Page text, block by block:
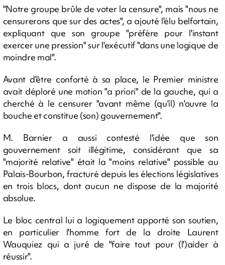
"Notre groupe brûle de voter la censure", mais "nous ne
censurerons que sur des actes", a ajouté l'élu belfortain,
expliquant que son groupe "préfère pour l'instant
exercer une pression" sur l'exécutif "dans une logique de
moindre mal".
Avant d'être conforté à sa place, le Premier ministre
avait déploré une motion "a priori" de la gauche, qui a
cherché à le censurer "avant même (qu'il) n'ouvre la
bouche et constitue (son) gouvernement".
M. Barnier a aussi contesté l'idée que son
gouvernement soit illégitime, considérant que sa
"majorité relative" était la "moins relative" possible au
Palais-Bourbon, fracturé depuis les élections législatives
en trois blocs, dont aucun ne dispose de la majorité
absolue.
Le bloc central lui a logiquement apporté son soutien,
en particulier l'homme fort de la droite Laurent
Wauquiez qui a juré de "faire tout pour (l')aider à
réussir".